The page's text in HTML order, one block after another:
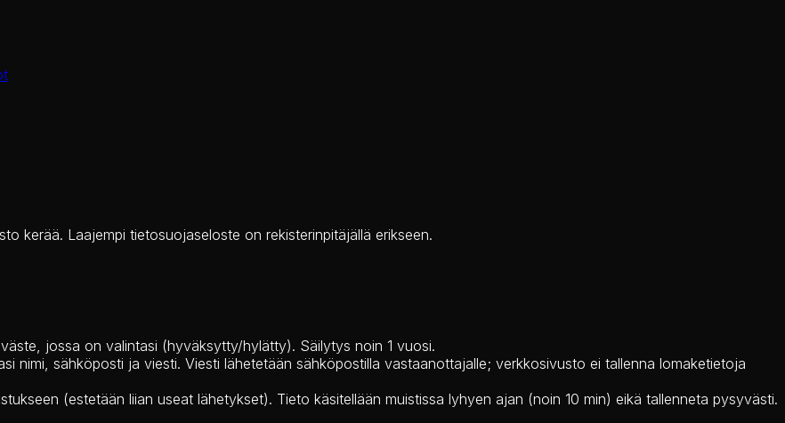
kerää. Laajempi tietosuojaseloste on rekisterinpitäjällä erikseen.
jossa on valintasi (hyväksytty/hylätty). Säilytys noin 1 vuosi.
nimi, sähköposti ja viesti. Viesti lähetetään sähköpostilla vastaanottajalle; verkkosivusto ei tallenna lomaketietoja
(estetään liian useat lähetykset). Tieto käsitellään muistissa lyhyen ajan (noin 10 min) eikä tallenneta pysyvästi.